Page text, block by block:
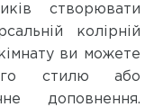
створювати
колірній
ви можете
стилю або
доповнення.